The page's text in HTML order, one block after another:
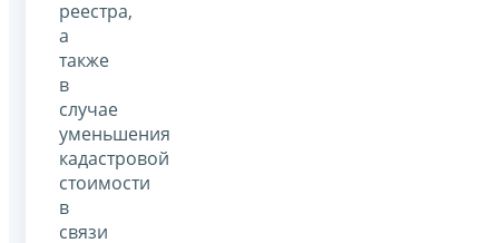
реестра,
а
также
в
случае
уменьшения
кадастровой
стоимости
в
связи